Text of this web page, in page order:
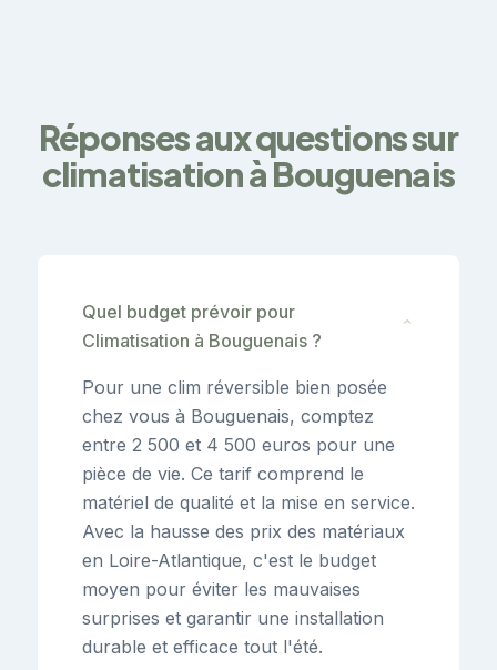
Réponses aux questions sur
climatisation à Bouguenais
Quel budget prévoir pour
Climatisation à Bouguenais ?
⌄
Pour une clim réversible bien posée
chez vous à Bouguenais, comptez
entre 2 500 et 4 500 euros pour une
pièce de vie. Ce tarif comprend le
matériel de qualité et la mise en service.
Avec la hausse des prix des matériaux
en Loire-Atlantique, c'est le budget
moyen pour éviter les mauvaises
surprises et garantir une installation
durable et efficace tout l'été.